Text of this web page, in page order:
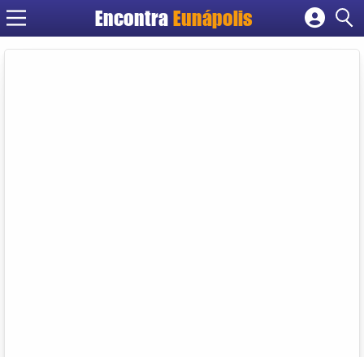
EncontraEunápolis
Cadastrar empresa